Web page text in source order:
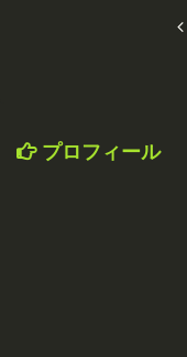
プロフィール